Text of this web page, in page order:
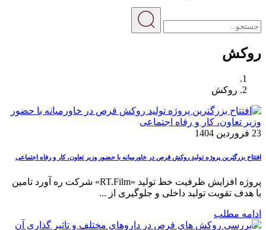
روکش
روکش
23 فروردین 1404
افتتاح بزرگترین پروژه تولید روکش قرص در خاورمیانه با حضور وزیر تعاون، کار و رفاه اجتماعی
پروژه افزایش ظرفیت خط تولید «RT.Film» شرکت ره آورد تامین
با هدف تقویت تولید داخلی و جلوگیری از ...
ادامه مطلب